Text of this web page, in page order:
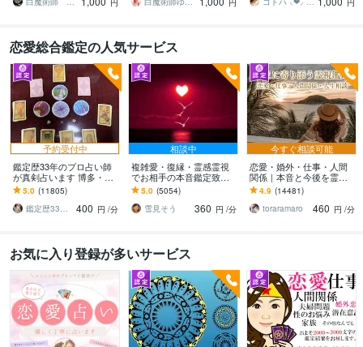
円 円 円
恋愛総合鑑定の人気サービス
予約受付中
鑑定歴33年のプロ占い師
が真剣占います 博多・廓
屋の純血統占い祈願師
雷鳥
5.0 (11805)
鑑定歴33年のプロ占い師 雷鳥
400 円 /分
相談中
複雑愛・復縁・霊感霊視
でお相手の本音鑑定致し
ます 降りて来た言葉をそ
のままお伝えします。
5.0 (5054)
雪見そう
360 円 /分
今すぐ相談可能
恋愛・婚外・仕事・人間
関係｜本音と今後を霊視
ます 現実重視の鑑定｜本
質と今後の行動を具体的
にお伝えします
4.9 (14481)
toraramaro
460 円 /分
お気に入り登録が多いサービス